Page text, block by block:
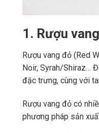
1. Rượu
Rượu vang đỏ (Red
Noir, Syrah/Shiraz…
đặc trưng, cùng với
Rượu vang đỏ có
phương pháp sản